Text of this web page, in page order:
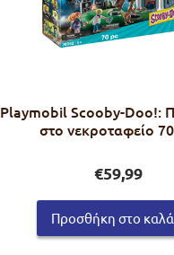
Playmobil Scooby-Doo!:
στο νεκροταφείο
€59,99
Προσθήκη στο